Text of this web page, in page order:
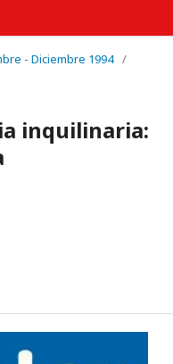
- Diciembre 1994 /
inquilinaria: